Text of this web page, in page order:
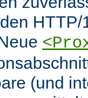
(und